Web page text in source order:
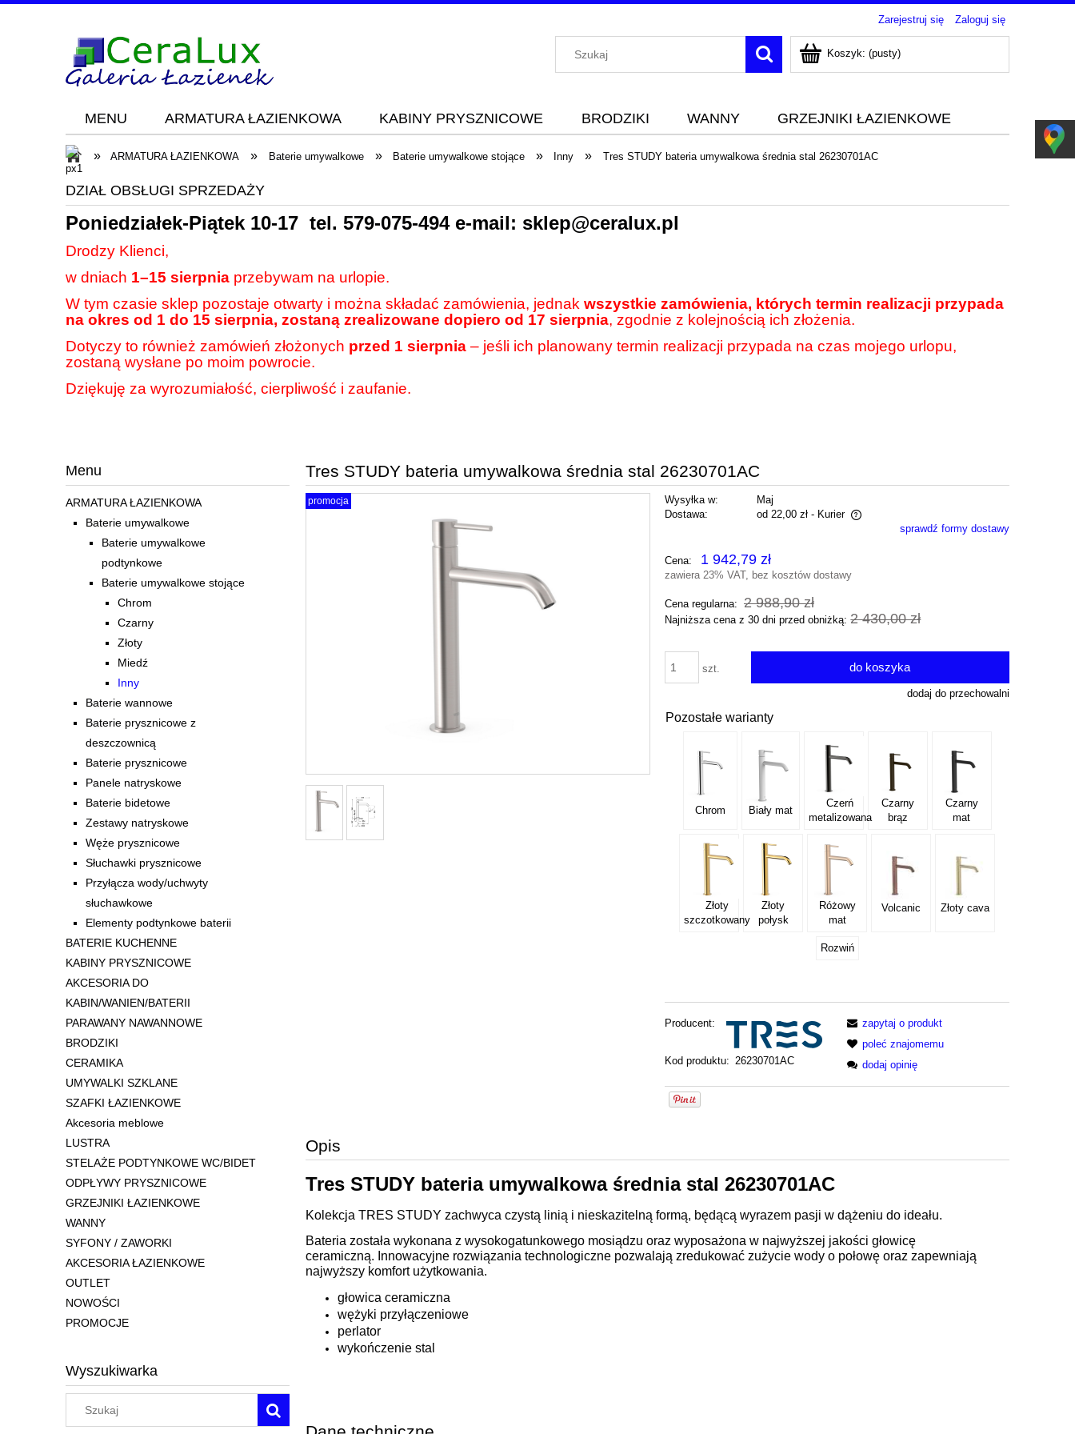
Zarejestruj się Zaloguj się
Koszyk: (pusty)
MENU ARMATURA ŁAZIENKOWA KABINY PRYSZNICOWE BRODZIKI WANNY GRZEJNIKI ŁAZIENKOWE
Blog KONTAKT
» ARMATURA ŁAZIENKOWA » Baterie umywalkowe » Baterie umywalkowe stojące » Inny » Tres STUDY bateria umywalkowa średnia stal 26230701AC
DZIAŁ OBSŁUGI SPRZEDAŻY
Poniedziałek-Piątek 10-17 tel. 579-075-494e-mail: sklep@ceralux.pl
Drodzy Klienci,
w dniach 1–15 sierpnia przebywam na urlopie.
W tym czasie sklep pozostaje otwarty i można składać zamówienia, jednak wszystkie zamówienia, których termin realizacji przypada
na okres od 1 do 15 sierpnia, zostaną zrealizowane dopiero od 17 sierpnia, zgodnie z kolejnością ich złożenia.
Dotyczy to również zamówień złożonych przed 1 sierpnia – jeśli ich planowany termin realizacji przypada na czas mojego urlopu,
zostaną wysłane po moim powrocie.
Dziękuję za wyrozumiałość, cierpliwość i zaufanie.
Menu
ARMATURA ŁAZIENKOWA
Baterie umywalkowe
Baterie umywalkowe
podtynkowe
Baterie umywalkowe stojące
Chrom
Czarny
Złoty
Miedź
Inny
Baterie wannowe
Baterie prysznicowe z
deszczownicą
Baterie prysznicowe
Panele natryskowe
Baterie bidetowe
Zestawy natryskowe
Węże prysznicowe
Słuchawki prysznicowe
Przyłącza wody/uchwyty
słuchawkowe
Elementy podtynkowe baterii
BATERIE KUCHENNE
KABINY PRYSZNICOWE
AKCESORIA DO
KABIN/WANIEN/BATERII
PARAWANY NAWANNOWE
BRODZIKI
CERAMIKA
UMYWALKI SZKLANE
SZAFKI ŁAZIENKOWE
Akcesoria meblowe
LUSTRA
STELAŻE PODTYNKOWE WC/BIDET
ODPŁYWY PRYSZNICOWE
GRZEJNIKI ŁAZIENKOWE
WANNY
SYFONY / ZAWORKI
AKCESORIA ŁAZIENKOWE
OUTLET
NOWOŚCI
PROMOCJE
Wyszukiwarka
Tres STUDY bateria umywalkowa średnia stal 26230701AC
promocja Wysyłka w:
Maj
Dostawa:
od 22,00 zł - Kurier
płatności
sprawdź formy dostawy
Cena: 1 942,79 zł
zawiera 23% VAT, bez kosztów dostawy
Cena regularna: 2 988,90 zł
Najniższa cena z 30 dni przed obniżką:2 430,00 zł
szt. do koszyka
dodaj do przechowalni
Pozostałe warianty
Chrom Biały mat
Czerń
metalizowana
Czarny
brąz
Czarny
mat
Złoty
szczotkowany
Złoty
połysk
Różowy
mat
Volcanic Złoty cava
Rozwiń
Producent:
Kod produktu: 26230701AC
zapytaj o produkt
poleć znajomemu
dodaj opinię
Opis
Tres STUDY bateria umywalkowa średnia stal 26230701AC
Kolekcja TRES STUDY zachwyca czystą linią i nieskazitelną formą, będącą wyrazem pasji w dążeniu do ideału.
Bateria została wykonana z wysokogatunkowego mosiądzu oraz wyposażona w najwyższej jakości głowicę
ceramiczną. Innowacyjne rozwiązania technologiczne pozwalają zredukować zużycie wody o połowę oraz zapewniają
najwyższy komfort użytkowania.
głowica ceramiczna
wężyki przyłączeniowe
perlator
wykończenie stal